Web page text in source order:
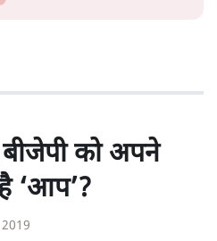
को अपने
‘आप’?